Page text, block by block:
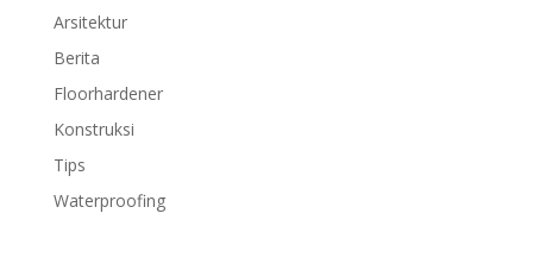
Arsitektur
Berita
Floorhardener
Konstruksi
Tips
Waterproofing